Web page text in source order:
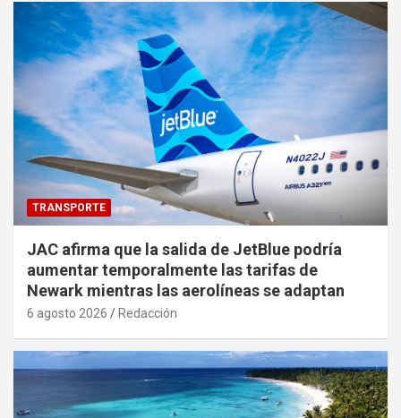
TRANSPORTE
JAC afirma que la salida de JetBlue podría
aumentar temporalmente las tarifas de
Newark mientras las aerolíneas se adaptan
6 agosto 2026 Redacción